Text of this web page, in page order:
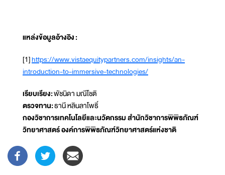
แหล่งข้อมูลอ้างอิง:
[1]https://www.vistaequitypartners.com/insights/an-
introduction-to-immersive-technologies/
เรียบเรียง:พัชนิดา มณีโชติ
ตรวจทาน:ธานี หลินลาโพธิ์
กองวิชาการเทคโนโลยีและนวัตกรรม สำนักวิชาการพิพิธภัณฑ์
วิทยาศาสตร์ องค์การพิพิธภัณฑ์วิทยาศาสตร์แห่งชาติ